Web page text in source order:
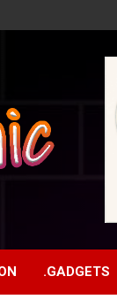
.GADGETS